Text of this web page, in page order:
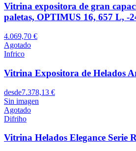
Vitrina expositora de gran
paletas, OPTIMUS 16, 657 L, -
4.069,70 €
Agotado
Infrico
Vitrina Expositora de Helados
desde7.378,13 €
Sin imagen
Agotado
Difriho
Vitrina Helados Elegance Serie